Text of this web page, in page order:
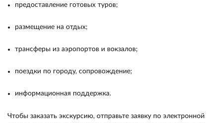
предоставление готовых туров;
размещение на отдых;
трансферы из аэропортов и вокзалов;
поездки по городу, сопровождение;
информационная поддержка.
Чтобы заказать экскурсию, отправьте заявку по электронной